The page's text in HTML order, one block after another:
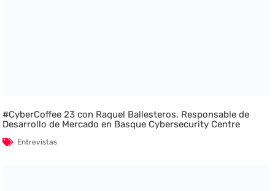
#CyberCoffee 23 con Raquel Ballesteros, Responsable de
Desarrollo de Mercado en Basque Cybersecurity Centre
Entrevistas